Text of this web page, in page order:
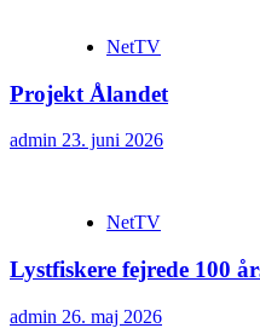
NetTV
Projekt Ålandet
admin 23. juni 2026
NetTV
Lystfiskere fejrede 100
admin 26. maj 2026